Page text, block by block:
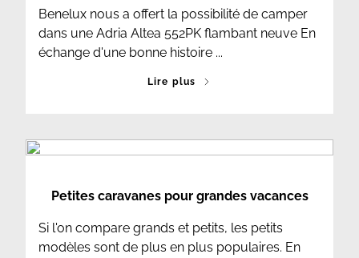
Benelux nous a offert la possibilité de camper
dans une Adria Altea 552PK flambant neuve En
échange d'une bonne histoire ...
Lire plus
Petites caravanes pour grandes vacances
Si l'on compare grands et petits, les petits
modèles sont de plus en plus populaires. En